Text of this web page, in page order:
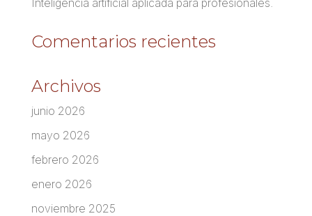
Comentarios recientes
Archivos
junio 2026
mayo 2026
febrero 2026
enero 2026
noviembre 2025